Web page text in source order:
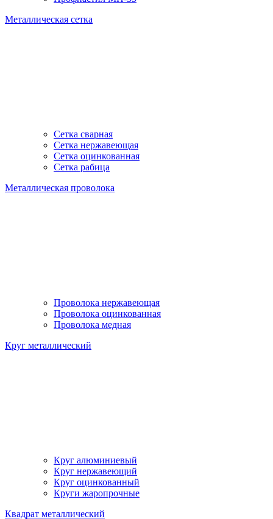
Металлическая сетка
Сетка сварная
Сетка нержавеющая
Сетка оцинкованная
Сетка рабица
Металлическая проволока
Проволока нержавеющая
Проволока оцинкованная
Проволока медная
Круг металлический
Круг алюминиевый
Круг нержавеющий
Круг оцинкованный
Круги жаропрочные
Квадрат металлический